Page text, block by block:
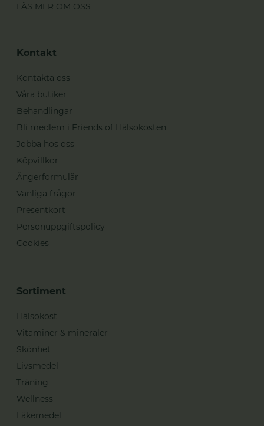
LÄS MER OM OSS
Kontakt
Kontakta oss
Våra butiker
Behandlingar
Bli medlem i Friends of Hälsokosten
Jobba hos oss
Köpvillkor
Ångerformulär
Vanliga frågor
Presentkort
Personuppgiftspolicy
Cookies
Sortiment
Hälsokost
Vitaminer & mineraler
Skönhet
Livsmedel
Träning
Wellness
Läkemedel